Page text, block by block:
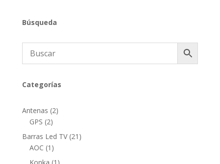
Búsqueda
Categorías
Antenas 22
GPS 22
productos
Barras Led TV 21 21
AOC 1 1
producto
1